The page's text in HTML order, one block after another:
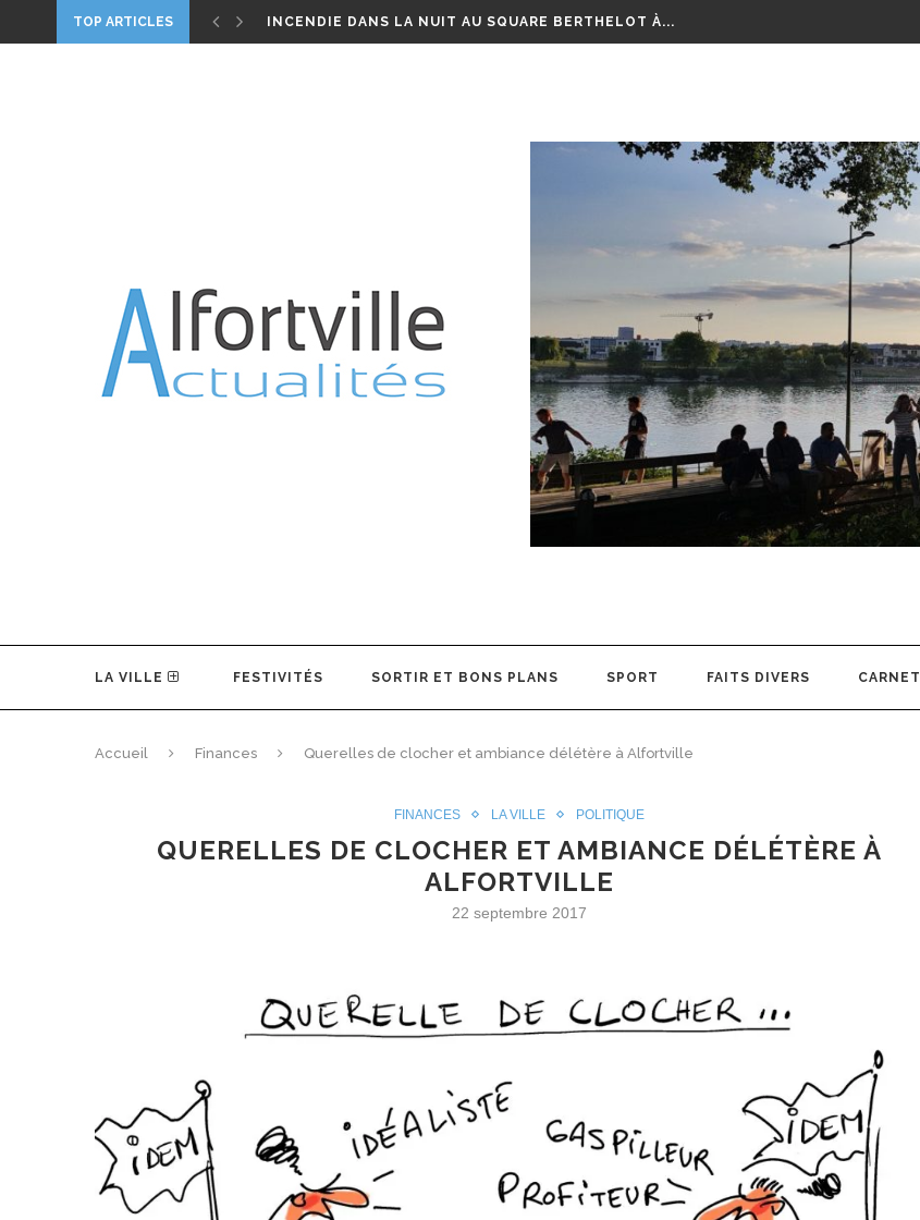
TOP ARTICLES
INCENDIE DANS LA NUIT AU SQUARE BERTHELOT À...
ALFORTVILLE, UN HOMME MEURT POIGNARDÉ À MICOLON
JARDIN ROSA PARKS : TREIZE ANS D’ÉCHANGES, DE...
LA VILLE FESTIVITÉS SORTIR ET BONS PLANS SPORT FAITS DIVERS CARNET
Accueil Finances Querelles de clocher et ambiance délétère à Alfortville
FINANCES LA VILLE POLITIQUE
QUERELLES DE CLOCHER ET AMBIANCE DÉLÉTÈRE À
ALFORTVILLE
22 septembre 2017